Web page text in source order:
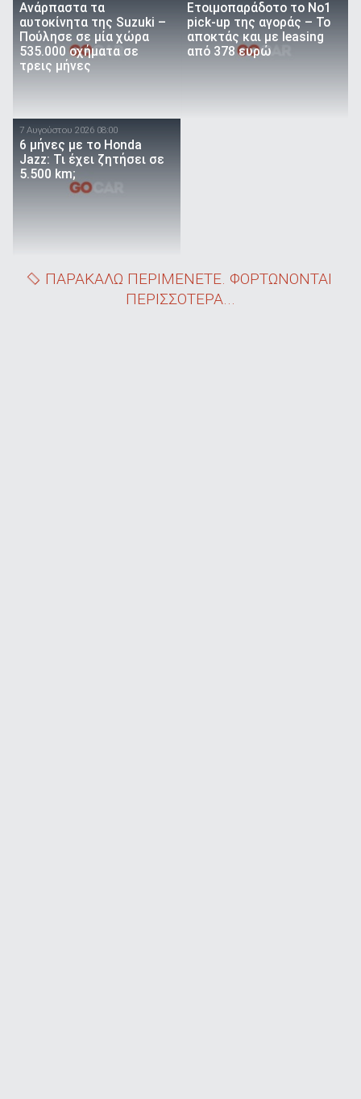
Ανάρπαστα τα
αυτοκίνητα της Suzuki –
Πούλησε σε μία χώρα
535.000 οχήματα σε
τρεις μήνες
Ετοιμοπαράδοτο το Νο1
pick-up της αγοράς – Το
αποκτάς και με leasing
από 378 ευρώ
7 Αυγούστου 2026 08:00
6 μήνες με το Honda
Jazz: Τι έχει ζητήσει σε
5.500 km;
ΠΑΡΑΚΑΛΩ ΠΕΡΙΜΕΝΕΤΕ. ΦΟΡΤΩΝΟΝΤΑΙ
ΠΕΡΙΣΣΟΤΕΡΑ...